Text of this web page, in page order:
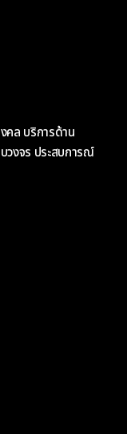
คล บริการด้าน
วงจร ประสบการณ์